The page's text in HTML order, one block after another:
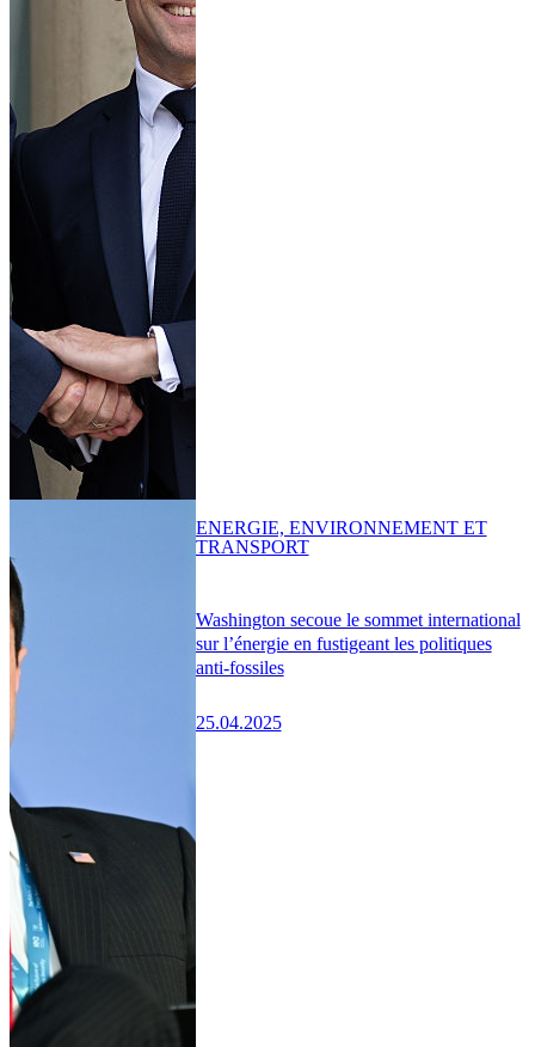
Washington secoue le sommet international
sur l’énergie en fustigeant les politiques
anti-fossiles
25.04.2025
ENERGIE, ENVIRONNEMENT ET
TRANSPORT